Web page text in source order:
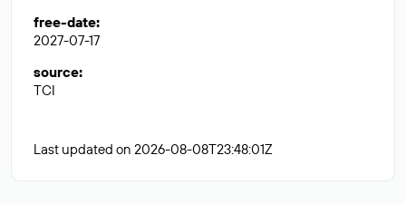
free-date:
2027-07-17
source:
TCI
Last updated on 2026-08-08T23:48:01Z